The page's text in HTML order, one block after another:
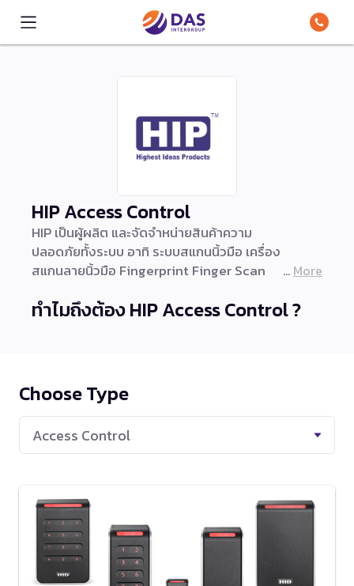
HIP Access Control
HIP เป็นผู้ผลิต และจัดจำหน่ายสินค้าความ
ปลอดภัยทั้งระบบ อาทิ ระบบสแกนนิ้วมือ เครื่อง
สแกนลายนิ้วมือ Fingerprint Finger Scan
เวลาเข้าออก เครื่องบันทึกเวลา เครื่องอ่านการ์ด
กล้องวงจรปิด NVR DVR สามารถดูได้หลาย
ช่อง ภาพคมชัด
More
ทำไมถึงต้อง HIP Access Control ?
Choose Type